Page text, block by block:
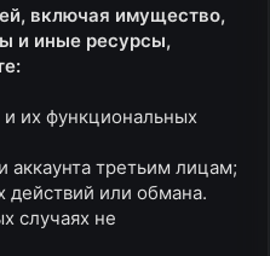
включая имущество,
и иные ресурсы,
их функциональных
аккаунта третьим лицам;​
действий или обмана.​
случаях не